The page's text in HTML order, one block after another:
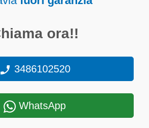
ora!!
3486102520
WhatsApp